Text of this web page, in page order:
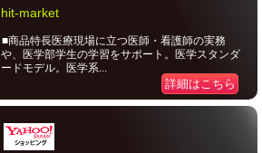
hit-market
■商品特長医療現場に立つ医師・看護師の実務
や、医学部学生の学習をサポート。医学スタンダ
ードモデル。医学系...
詳細はこちら